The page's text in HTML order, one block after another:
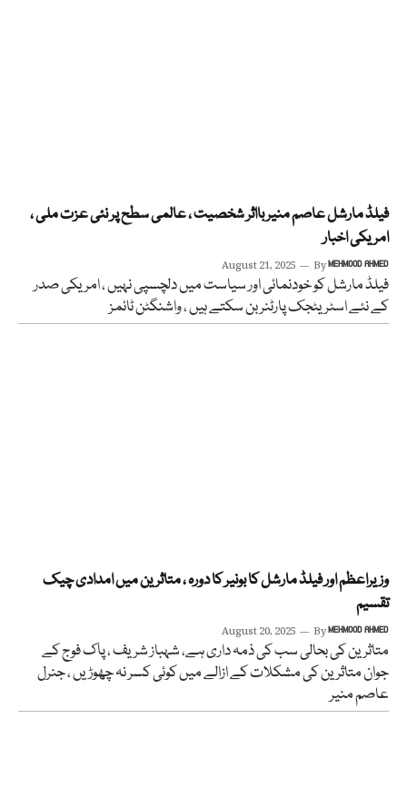
فیلڈ مارشل عاصم منیر بااثر شخصیت ، عالمی سطح پر نئی عزت ملی ،
امریکی اخبار
August 21, 2025 ByMEHMOOD AHMED
فیلڈ مارشل کو خودنمائی اور سیاست میں دلچسپی نہیں ، امریکی صدر
کے نئے اسٹریٹجک پارٹنر بن سکتے ہیں ، واشنگٹن ٹائمز
وزیراعظم اور فیلڈ مارشل کا بونیر کا دورہ ، متاثرین میں امدادی چیک
تقسیم
August 20, 2025 ByMEHMOOD AHMED
متاثرین کی بحالی سب کی ذمہ داری ہے، شہباز شریف ، پاک فوج کے
جوان متاثرین کی مشکلات کے ازالے میں کوئی کسر نہ چھوڑیں ، جنرل
عاصم منیر